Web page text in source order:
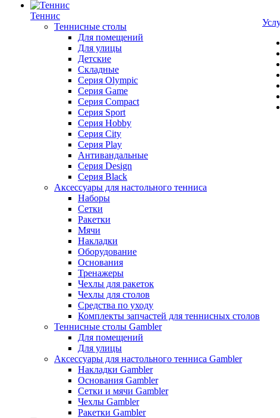
Теннис
Теннисные столы
Для помещений
Для улицы
Детские
Складные
Серия Olympic
Серия Game
Серия Compact
Серия Sport
Серия Hobby
Серия City
Серия Play
Антивандальные
Серия Design
Серия Black
Аксессуары для настольного тенниса
Наборы
Сетки
Ракетки
Мячи
Накладки
Оборудование
Основания
Тренажеры
Чехлы для ракеток
Чехлы для столов
Средства по уходу
Комплекты запчастей для теннисных столов
Теннисные столы Gambler
Для помещений
Для улицы
Аксессуары для настольного тенниса Gambler
Накладки Gambler
Основания Gambler
Сетки и мячи Gambler
Чехлы Gambler
Ракетки Gambler